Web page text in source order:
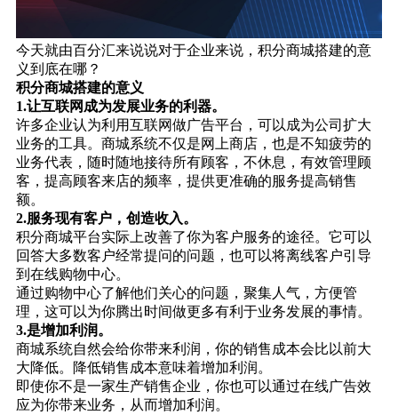
今天就由百分汇来说说对于企业来说，积分商城搭建的意
义到底在哪？
积分商城搭建的意义
1.让互联网成为发展业务的利器。
许多企业认为利用互联网做广告平台，可以成为公司扩大
业务的工具。商城系统不仅是网上商店，也是不知疲劳的
业务代表，随时随地接待所有顾客，不休息，有效管理顾
客，提高顾客来店的频率，提供更准确的服务提高销售
额。
2.服务现有客户，创造收入。
积分商城平台实际上改善了你为客户服务的途径。它可以
回答大多数客户经常提问的问题，也可以将离线客户引导
到在线购物中心。
通过购物中心了解他们关心的问题，聚集人气，方便管
理，这可以为你腾出时间做更多有利于业务发展的事情。
3.是增加利润。
商城系统自然会给你带来利润，你的销售成本会比以前大
大降低。降低销售成本意味着增加利润。
即使你不是一家生产销售企业，你也可以通过在线广告效
应为你带来业务，从而增加利润。